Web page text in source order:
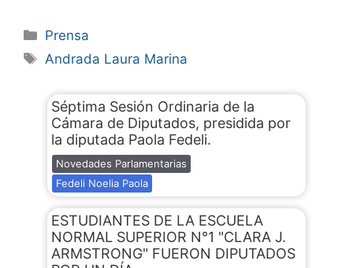
Prensa
Andrada Laura Marina
Séptima Sesión Ordinaria de la
Cámara de Diputados, presidida por
la diputada Paola Fedeli.
Novedades Parlamentarias
Fedeli Noelia Paola
ESTUDIANTES DE LA ESCUELA
NORMAL SUPERIOR N°1 "CLARA J.
ARMSTRONG" FUERON DIPUTADOS